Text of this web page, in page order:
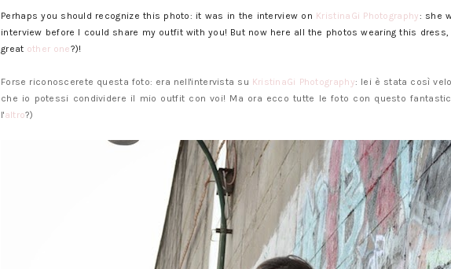
Perhaps you should recognize this photo: it was in the interview on KristinaGi Photography: she
interview before I could share my outfit with you! But now here all the photos wearing this
great other one?)!
Forse riconoscerete questa foto: era nell'intervista su KristinaGi Photography: lei è stata così
che io potessi condividere il mio outfit con voi! Ma ora ecco tutte le foto con questo
l'altro?)